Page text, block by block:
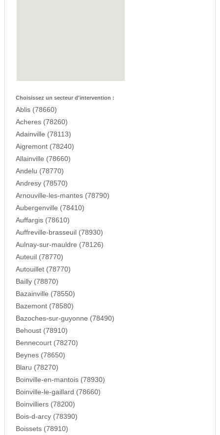
Choisissez un secteur d'intervention :
Ablis (78660)
Acheres (78260)
Adainville (78113)
Aigremont (78240)
Allainville (78660)
Andelu (78770)
Andresy (78570)
Arnouville-les-mantes (78790)
Aubergenville (78410)
Auffargis (78610)
Auffreville-brasseuil (78930)
Aulnay-sur-mauldre (78126)
Auteuil (78770)
Autouillet (78770)
Bailly (78870)
Bazainville (78550)
Bazemont (78580)
Bazoches-sur-guyonne (78490)
Behoust (78910)
Bennecourt (78270)
Beynes (78650)
Blaru (78270)
Boinville-en-mantois (78930)
Boinville-le-gaillard (78660)
Boinvilliers (78200)
Bois-d-arcy (78390)
Boissets (78910)